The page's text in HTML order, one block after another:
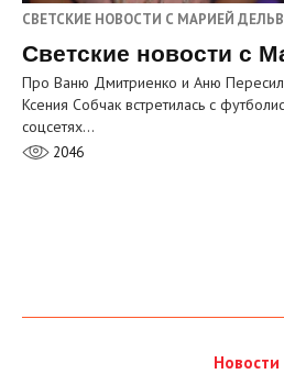
СВЕТСКИЕ НОВОСТИ С МАРИЕЙ
Светские новости с
Про Ваню Дмитриенко и Аню
Ксения Собчак встретилась с
соцсетях…
2046
Новости